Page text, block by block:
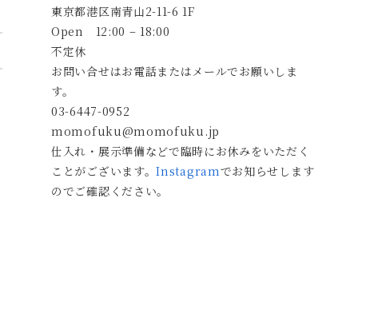
東京都港区南青山2-11-6 1F
Open 12:00 – 18:00
不定休
お問い合せはお電話またはメールでお願いしま
す。
03-6447-0952
momofuku@momofuku.jp
仕入れ・展示準備などで臨時にお休みをいただく
ことがございます。Instagramでお知らせします
のでご確認ください。